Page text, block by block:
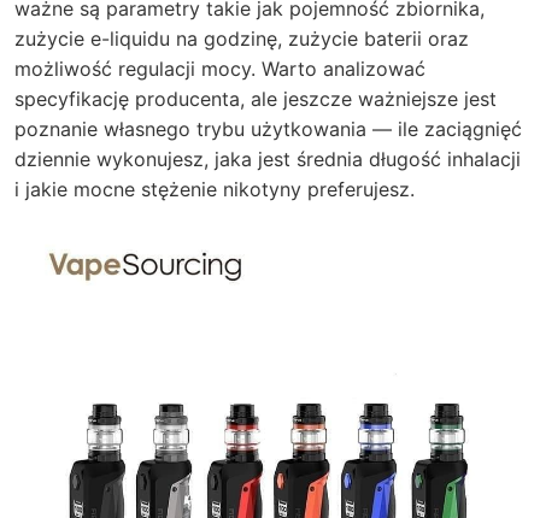
ważne są parametry takie jak pojemność zbiornika,
zużycie e-liquidu na godzinę, zużycie baterii oraz
możliwość regulacji mocy. Warto analizować
specyfikację producenta, ale jeszcze ważniejsze jest
poznanie własnego trybu użytkowania — ile zaciągnięć
dziennie wykonujesz, jaka jest średnia długość inhalacji
i jakie mocne stężenie nikotyny preferujesz.